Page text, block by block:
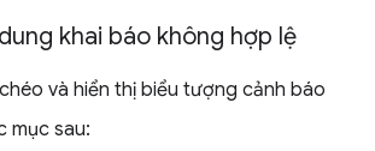
khai báo không hợp lệ
và hiển thị biểu tượng cảnh báo
mục sau: